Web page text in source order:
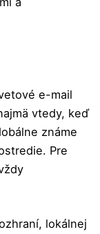
e-mail
vtedy, keď
známe
Pre
lokálnej